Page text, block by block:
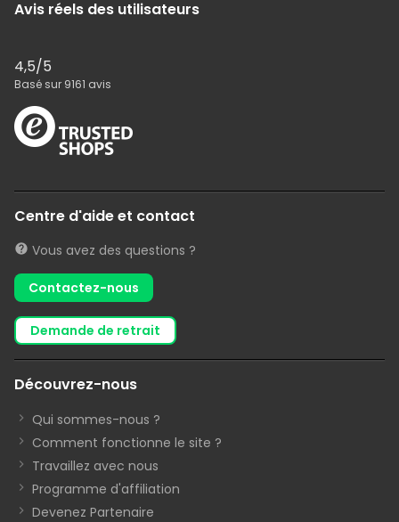
Avis réels des utilisateurs
4,5/5
Basé sur 9161 avis
Centre d'aide et contact
Vous avez des questions ?
Contactez-nous
demande de retrait
Découvrez-nous
Qui sommes-nous ?
Comment fonctionne le site ?
Travaillez avec nous
Programme d'affiliation
Devenez Partenaire